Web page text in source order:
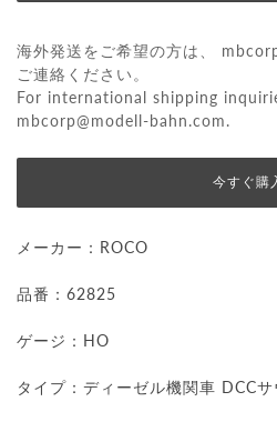
海外発送をご希望の方は、
ご連絡ください。
For international shipping
mbcorp@modell-bahn.com.
今すぐ購
メーカー：ROCO
品番：62825
ゲージ：HO
タイプ：ディーゼル機関車 DCCサ